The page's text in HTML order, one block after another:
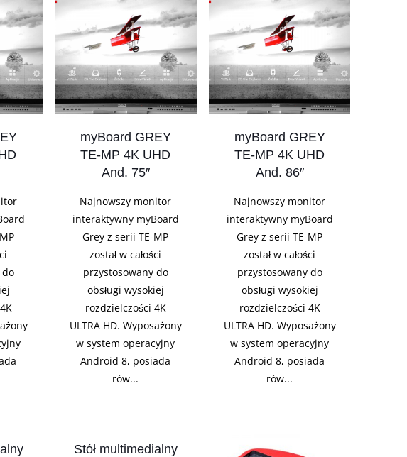
do
myBoard GREY
TE-MP 4K UHD
And. 75″
Najnowszy monitor
interaktywny myBoard
Grey z serii TE-MP
został w całości
przystosowany do
obsługi wysokiej
rozdzielczości 4K
ULTRA HD. Wyposażony
w system operacyjny
Android 8, posiada
rów...
myBoard GREY
TE-MP 4K UHD
And. 86″
Najnowszy monitor
interaktywny myBoard
Grey z serii TE-MP
został w całości
przystosowany do
obsługi wysokiej
rozdzielczości 4K
ULTRA HD. Wyposażony
w system operacyjny
Android 8, posiada
rów...
Stół multimedialny